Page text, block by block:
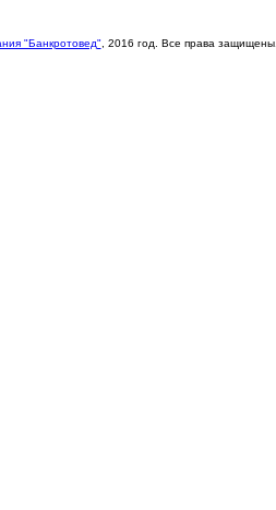
"Банкротовед", 2016 год. Все права защищены.